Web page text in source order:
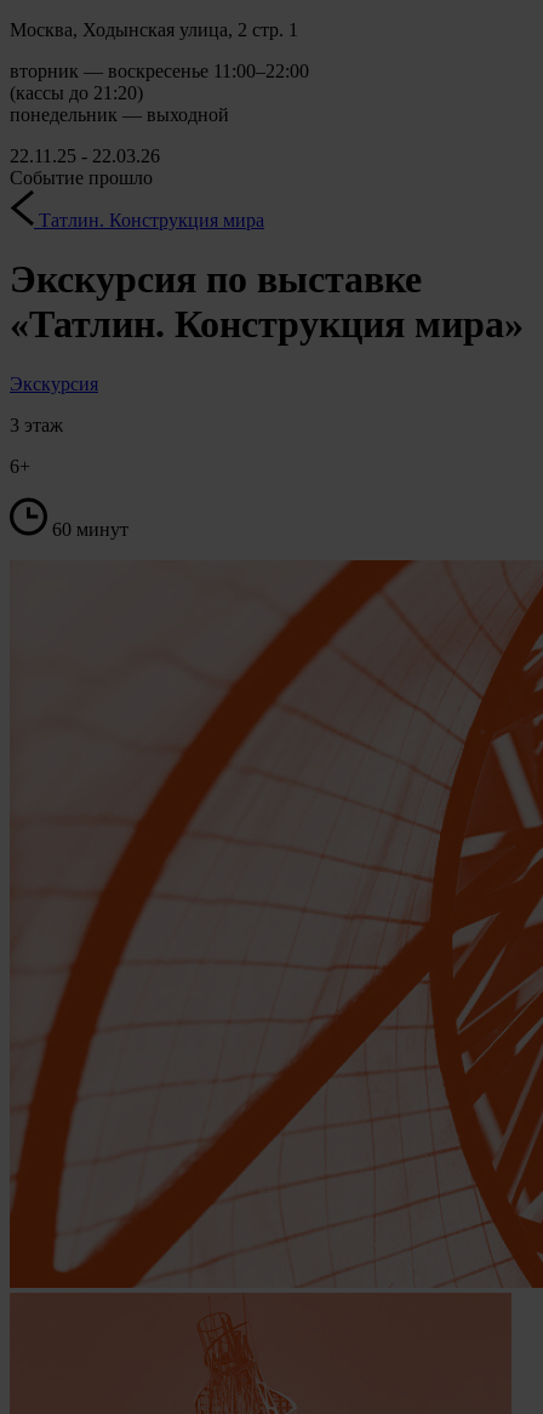
Москва, Ходынская улица, 2 стр. 1
вторник — воскресенье 11:00–22:00
(кассы до 21:20)
понедельник — выходной
22.11.25 - 22.03.26
Событие прошло
Татлин. Конструкция мира
Экскурсия по выставке
«Татлин. Конструкция мира»
Экскурсия
3 этаж
6+
60 минут